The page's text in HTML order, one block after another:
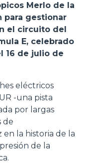
Merlo de la
para gestionar
el circuito del
E, celebrado
16 de julio de
eléctricos
-una pista
por largas
de
la historia de la
de la